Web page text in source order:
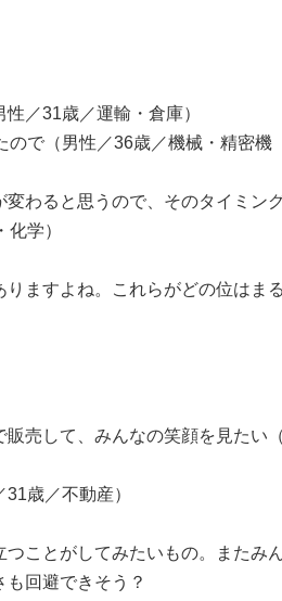
／31歳／運輸・倉庫）
ので（男性／36歳／機械・精密機
変わると思うので、そのタイミン
学）
ますよね。これらがどの位はま
販売して、みんなの笑顔を見たい
歳／不動産）
ことがしてみたいもの。またみ
回避できそう？